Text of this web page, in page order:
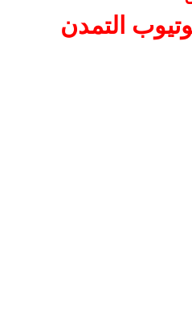
التمدن